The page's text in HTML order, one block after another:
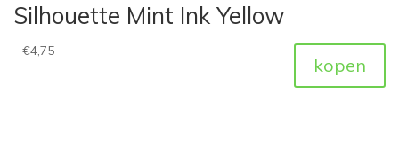
Silhouette Mint Ink Yellow
€4,75
kopen